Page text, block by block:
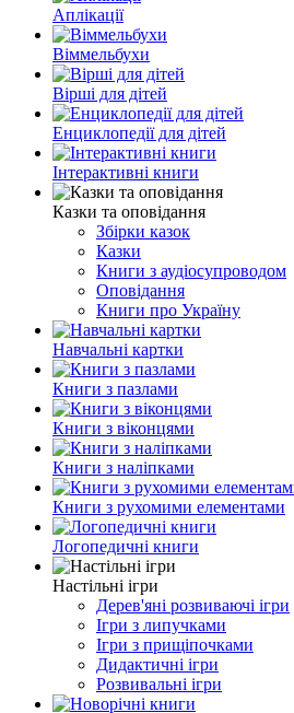
Аплікації
Віммельбухи
Вірші для дітей
Енциклопедії для дітей
Інтерактивні книги
Казки та оповідання
Збірки казок
Казки
Книги з аудіосупроводом
Оповідання
Книги про Україну
Навчальні картки
Книги з пазлами
Книги з віконцями
Книги з наліпками
Книги з рухомими елементами
Логопедичні книги
Настільні ігри
Дерев'яні розвиваючі ігри
Ігри з липучками
Ігри з прищіпочками
Дидактичні ігри
Розвивальні ігри